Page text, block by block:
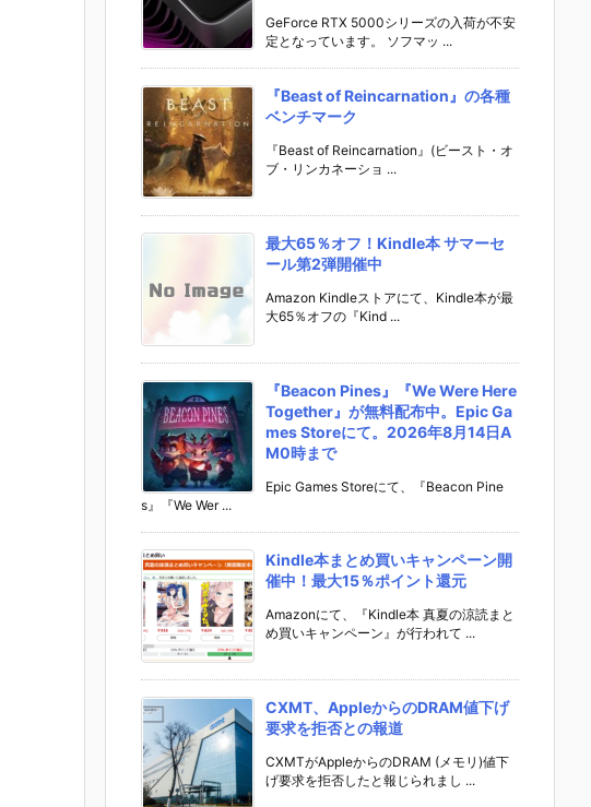
GeForce RTX 5000シリーズの入荷が不安
定となっています。 ソフマッ ...
『Beast of Reincarnation』の各種
ベンチマーク
『Beast of Reincarnation』(ビースト・オ
ブ・リンカネーショ ...
最大65％オフ！Kindle本 サマーセ
ール第2弾開催中
Amazon Kindleストアにて、Kindle本が最
大65％オフの『Kind ...
『Beacon Pines』『We Were Here
Together』が無料配布中。Epic Ga
mes Storeにて。2026年8月14日A
M0時まで
Epic Games Storeにて、『Beacon Pine
s』『We Wer ...
Kindle本まとめ買いキャンペーン開
催中！最大15％ポイント還元
Amazonにて、『Kindle本 真夏の涼読まと
め買いキャンペーン』が行われて ...
CXMT、AppleからのDRAM値下げ
要求を拒否との報道
CXMTがAppleからのDRAM (メモリ)値下
げ要求を拒否したと報じられまし ...